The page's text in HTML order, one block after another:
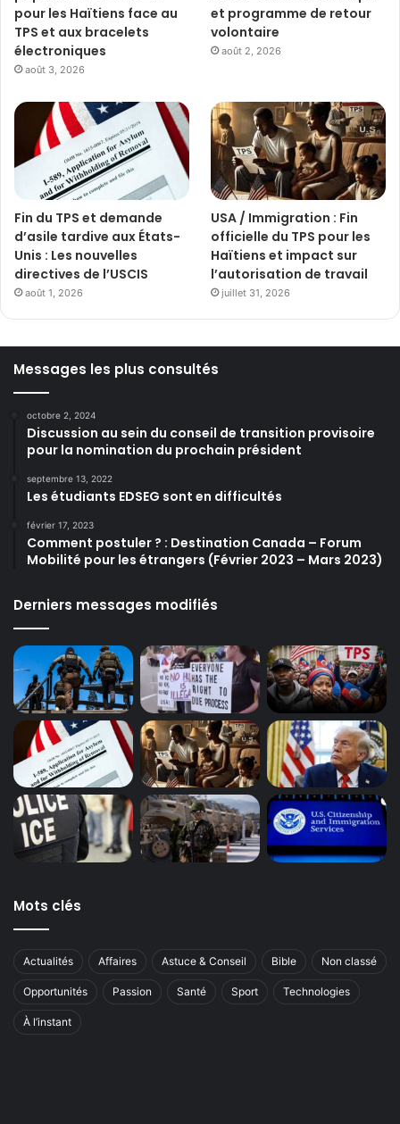
pour les Haïtiens face au
TPS et aux bracelets
électroniques
août 3, 2026
et programme de retour
volontaire
août 2, 2026
Fin du TPS et demande
d’asile tardive aux États-
Unis : Les nouvelles
directives de l’USCIS
août 1, 2026
USA / Immigration : Fin
officielle du TPS pour les
Haïtiens et impact sur
l’autorisation de travail
juillet 31, 2026
Messages les plus consultés
octobre 2, 2024
Discussion au sein du conseil de transition provisoire
pour la nomination du prochain président
septembre 13, 2022
Les étudiants EDSEG sont en difficultés
février 17, 2023
Comment postuler ? : Destination Canada – Forum
Mobilité pour les étrangers (Février 2023 – Mars 2023)
Derniers messages modifiés
Mots clés
Actualités Affaires Astuce & Conseil Bible Non classé
Opportunités Passion Santé Sport Technologies
À l’instant